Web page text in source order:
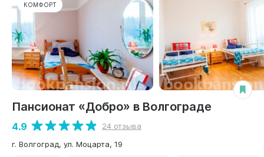
КОМФОРТ
Пансионат «Добро» в Волгограде
4.9
24 отзыва
г. Волгоград, ул. Моцарта, 19